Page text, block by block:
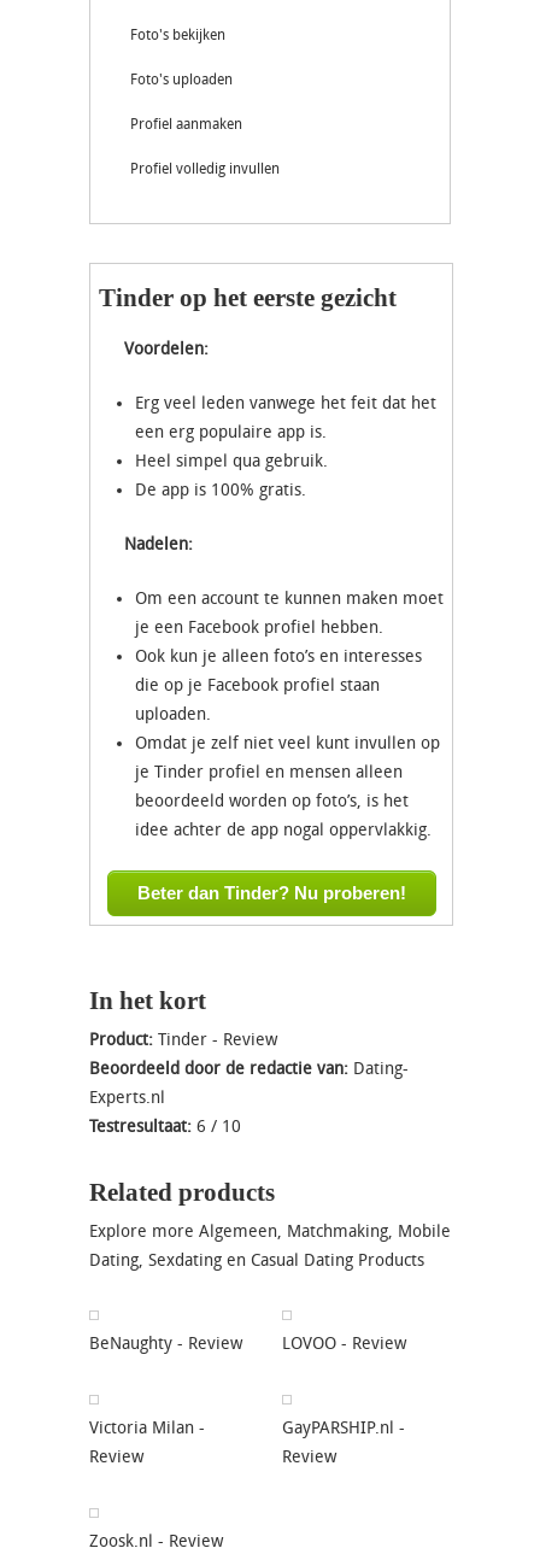
Foto's bekijken
Foto's uploaden
Profiel aanmaken
Profiel volledig invullen
Tinder op het eerste gezicht
Voordelen:
Erg veel leden vanwege het feit dat het
een erg populaire app is.
Heel simpel qua gebruik.
De app is 100% gratis.
Nadelen:
Om een account te kunnen maken moet
je een Facebook profiel hebben.
Ook kun je alleen foto’s en interesses
die op je Facebook profiel staan
uploaden.
Omdat je zelf niet veel kunt invullen op
je Tinder profiel en mensen alleen
beoordeeld worden op foto’s, is het
idee achter de app nogal oppervlakkig.
Beter dan Tinder? Nu proberen!
In het kort
Product: Tinder - Review
Beoordeeld door de redactie van: Dating-
Experts.nl
Testresultaat: 6 / 10
Related products
Explore more Algemeen, Matchmaking, Mobile
Dating, Sexdating en Casual Dating Products
BeNaughty - Review LOVOO - Review
Victoria Milan -
Review
GayPARSHIP.nl -
Review
Zoosk.nl - Review